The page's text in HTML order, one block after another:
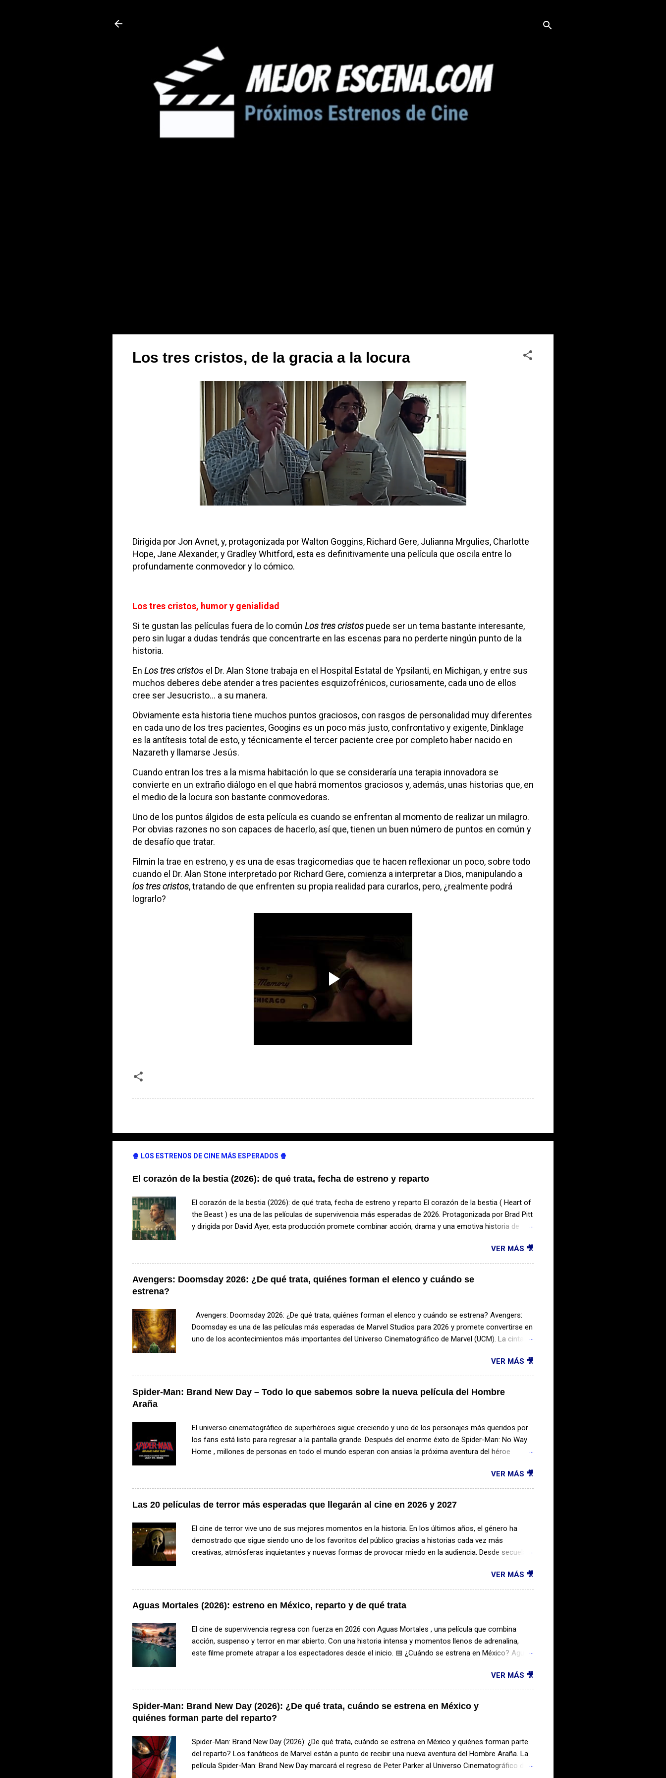
Los tres cristos, de la gracia a la locura
Dirigida por Jon Avnet, y, protagonizada por Walton Goggins, Richard Gere, Julianna Mrgulies, Charlotte
Hope, Jane Alexander, y Gradley Whitford, esta es definitivamente una película que oscila entre lo
profundamente conmovedor y lo cómico.
Los tres cristos, humor y genialidad
Si te gustan las películas fuera de lo común Los tres cristos puede ser un tema bastante interesante,
pero sin lugar a dudas tendrás que concentrarte en las escenas para no perderte ningún punto de la
historia.
En Los tres cristos el Dr. Alan Stone trabaja en el Hospital Estatal de Ypsilanti, en Michigan, y entre sus
muchos deberes debe atender a tres pacientes esquizofrénicos, curiosamente, cada uno de ellos
cree ser Jesucristo… a su manera.
Obviamente esta historia tiene muchos puntos graciosos, con rasgos de personalidad muy diferentes
en cada uno de los tres pacientes, Googins es un poco más justo, confrontativo y exigente, Dinklage
es la antítesis total de esto, y técnicamente el tercer paciente cree por completo haber nacido en
Nazareth y llamarse Jesús.
Cuando entran los tres a la misma habitación lo que se consideraría una terapia innovadora se
convierte en un extraño diálogo en el que habrá momentos graciosos y, además, unas historias que, en
el medio de la locura son bastante conmovedoras.
Uno de los puntos álgidos de esta película es cuando se enfrentan al momento de realizar un milagro.
Por obvias razones no son capaces de hacerlo, así que, tienen un buen número de puntos en común y
de desafío que tratar.
Filmin la trae en estreno, y es una de esas tragicomedias que te hacen reflexionar un poco, sobre todo
cuando el Dr. Alan Stone interpretado por Richard Gere, comienza a interpretar a Dios, manipulando a
los tres cristos, tratando de que enfrenten su propia realidad para curarlos, pero, ¿realmente podrá
lograrlo?
🍿 LOS ESTRENOS DE CINE MÁS ESPERADOS 🍿
El corazón de la bestia (2026): de qué trata, fecha de estreno y reparto
El corazón de la bestia (2026): de qué trata, fecha de estreno y reparto El corazón de la bestia ( Heart of
the Beast ) es una de las películas de supervivencia más esperadas de 2026. Protagonizada por Brad Pitt
y dirigida por David Ayer, esta producción promete combinar acción, drama y una emotiva historia de
bestia? La historia sigue a James Belmont , un veterano de las Fuerzas Especiales que sobrevive a un
accidente de avioneta en una remota región de Alaska. Lejos de cualquier ayuda y enfrentando
temperaturas extremas, deberá utilizar toda su experiencia para mantenerse con vida. Su único
compañero será Odin , un perro militar que también logra sobrevivir al accidente. Juntos recorrerán un
VER MÁS 🎥
Avengers: Doomsday 2026: ¿De qué trata, quiénes forman el elenco y cuándo se
estrena?
Avengers: Doomsday 2026: ¿De qué trata, quiénes forman el elenco y cuándo se estrena? Avengers:
Doomsday es una de las películas más esperadas de Marvel Studios para 2026 y promete convertirse en
uno de los acontecimientos más importantes del Universo Cinematográfico de Marvel (UCM). La cinta
figuras del universo Marvel, además de introducir una nueva versión de uno de sus villanos más
poderosos. ¿De qué trata Avengers: Doomsday? Aunque Marvel Studios mantiene en secreto buena
parte de la historia, se sabe que la película girará alrededor de una amenaza de enormes proporciones
que pondrá en peligro a diferentes universos. De acuerdo con la información oficial, héroes provenientes
VER MÁS 🎥
Spider-Man: Brand New Day – Todo lo que sabemos sobre la nueva película del Hombre
Araña
El universo cinematográfico de superhéroes sigue creciendo y uno de los personajes más queridos por
los fans está listo para regresar a la pantalla grande. Después del enorme éxito de Spider-Man: No Way
Home , millones de personas en todo el mundo esperan con ansias la próxima aventura del héroe
completamente diferente para el personaje y podría marcar el inicio de una nueva trilogía. En este
artículo te contamos todo lo que se sabe hasta ahora: fecha de estreno, posibles villanos, el rumbo de
la historia y por qué esta película podría convertirse en uno de los mayores éxitos de taquilla de los
próximos años. El regreso de Spider-Man después de No Way Home La última vez que vimos a Peter
reunió a diferentes versiones del personaje y que se convirtió en una de las películas más taquilleras ...
VER MÁS 🎥
Las 20 películas de terror más esperadas que llegarán al cine en 2026 y 2027
El cine de terror vive uno de sus mejores momentos en la historia. En los últimos años, el género ha
demostrado que sigue siendo uno de los favoritos del público gracias a historias cada vez más
creativas, atmósferas inquietantes y nuevas formas de provocar miedo en la audiencia. Desde secuelas
de las películas de terror más esperadas por los fans del género. Si eres amante del miedo, prepárate
porque 2026 y 2027 estarán llenos de estrenos escalofriantes . A continuación, te presentamos 20
películas de terror que podrían dominar el cine en los próximos años . 1. The Conjuring: Last Rites La
famosa saga de terror continúa con una nueva historia inspirada en los casos paranormales
universo de terror de la franquicia. 2. Saw XI La brutal franquicia regresa con una nueva entrega ll...
VER MÁS 🎥
Aguas Mortales (2026): estreno en México, reparto y de qué trata
El cine de supervivencia regresa con fuerza en 2026 con Aguas Mortales , una película que combina
acción, suspenso y terror en mar abierto. Con una historia intensa y momentos llenos de adrenalina,
este filme promete atrapar a los espectadores desde el inicio. 📅 ¿Cuándo se estrena en México? Aguas
estrenos más esperados del mes. 🌊 ¿De qué trata Aguas Mortales? La historia sigue a un grupo de
pasajeros que viajan en un avión de Los Ángeles a Shanghái. Todo cambia cuando la aeronave sufre un
accidente y debe realizar un aterrizaje de emergencia en medio del océano. Rodeados por aguas
profundas, los sobrevivientes descubren que están siendo acechados por tiburones , lo que convierte su
situación en una lucha desesperada por la supervivencia. Supervivencia extrema en el mar Alta tensión y
VER MÁS 🎥
Spider-Man: Brand New Day (2026): ¿De qué trata, cuándo se estrena en México y
quiénes forman parte del reparto?
Spider-Man: Brand New Day (2026): ¿De qué trata, cuándo se estrena en México y quiénes forman parte
del reparto? Los fanáticos de Marvel están a punto de recibir una nueva aventura del Hombre Araña. La
película Spider-Man: Brand New Day marcará el regreso de Peter Parker al Universo Cinematográfico de